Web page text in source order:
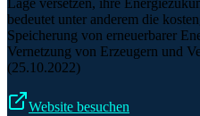
bedeutet unter anderem die
Speicherung von erneuerbarer
Vernetzung von Erzeugern und
(25.10.2022)
Website besuchen